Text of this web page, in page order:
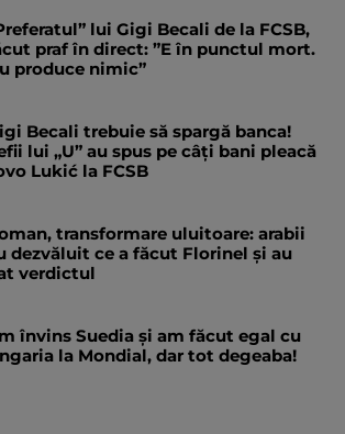
lui Gigi Becali de la FCSB,
praf în direct: ”E în punctul mort.
produce nimic”
Becali trebuie să spargă banca!
lui „U” au spus pe câți bani pleacă
Lukić la FCSB
transformare uluitoare: arabii
dezvăluit ce a făcut Florinel și au
verdictul
învins Suedia și am făcut egal cu
la Mondial, dar tot degeaba!